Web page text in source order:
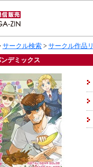
サークル検索 > サークル作品
デミックス